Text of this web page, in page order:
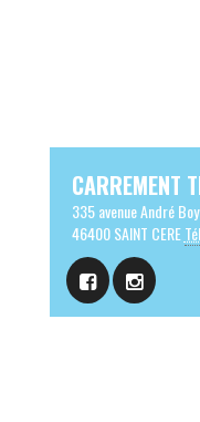
CARREMENT
335 avenue André
46400 SAINT CERE